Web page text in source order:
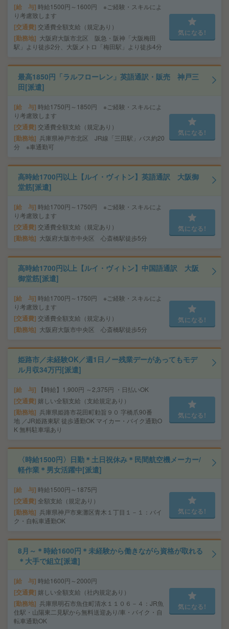
給 与 時給1500円～1600円 ※ご経験・スキルによ
り考慮致します
交通費 交通費全額支給（規定あり）
勤務地
大阪府大阪市北区 阪急・阪神「大阪梅田
駅」より徒歩2分、大阪メトロ「梅田駅」より徒歩4分
気になる!
最高1850円「ラルフローレン」英語通訳・販売 神戸三
田[派遣]
給 与 時給1750円～1850円 ※ご経験・スキルによ
り考慮致します
交通費 交通費全額支給（規定あり）
勤務地 兵庫県神戸市北区 JR線「三田駅」バス約20
分 ※車通勤可
気になる!
高時給1700円以上【ルイ・ヴィトン】英語通訳 大阪御
堂筋[派遣]
給 与 時給1700円～1750円 ※ご経験・スキルによ
り考慮致します
交通費 交通費全額支給（規定あり）
勤務地 大阪府大阪市中央区 心斎橋駅徒歩5分
気になる!
高時給1700円以上【ルイ・ヴィトン】中国語通訳 大阪
御堂筋[派遣]
給 与 時給1700円～1750円 ※ご経験・スキルによ
り考慮致します
交通費 交通費全額支給（規定あり）
勤務地 大阪府大阪市中央区 心斎橋駅徒歩5分
気になる!
姫路市／未経験OK／週1日ノー残業デーがあってもモデ
ル月収34万円[派遣]
給 与 【時給】1,900円 ～2,375円 ・日払いOK
交通費 嬉しい全額支給（支給規定あり）
勤務地 兵庫県姫路市花田町勅旨９０ 字橋爪90番
地 ／JR姫路東駅 徒歩通勤OK マイカー・バイク通勤O
K 無料駐車場あり
気になる!
〈時給1500円〉日勤＊土日祝休み＊民間航空機メーカー/
軽作業＊男女活躍中[派遣]
給 与 時給1500円～1875円
交通費 全額支給（規定あり）
勤務地 兵庫県神戸市東灘区青木１丁目１－１：バイ
ク・自転車通勤OK
気になる!
8月～＊時給1600円＊未経験から働きながら資格が取れる
＊大手で組立[派遣]
給 与 時給1600円～2000円
交通費 嬉しい全額支給（社内規定あり）
勤務地 兵庫県明石市魚住町清水１１０６－４：JR魚
住駅・山陽東二見駅から無料送迎あり/車・バイク・自
転車通勤OK
気になる!